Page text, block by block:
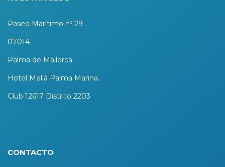
Paseo Marítimo nº 29
07014
Palma de Mallorca
Hotel Meliá Palma Marina.
Club 12617 Distrito 2203
CONTACTO